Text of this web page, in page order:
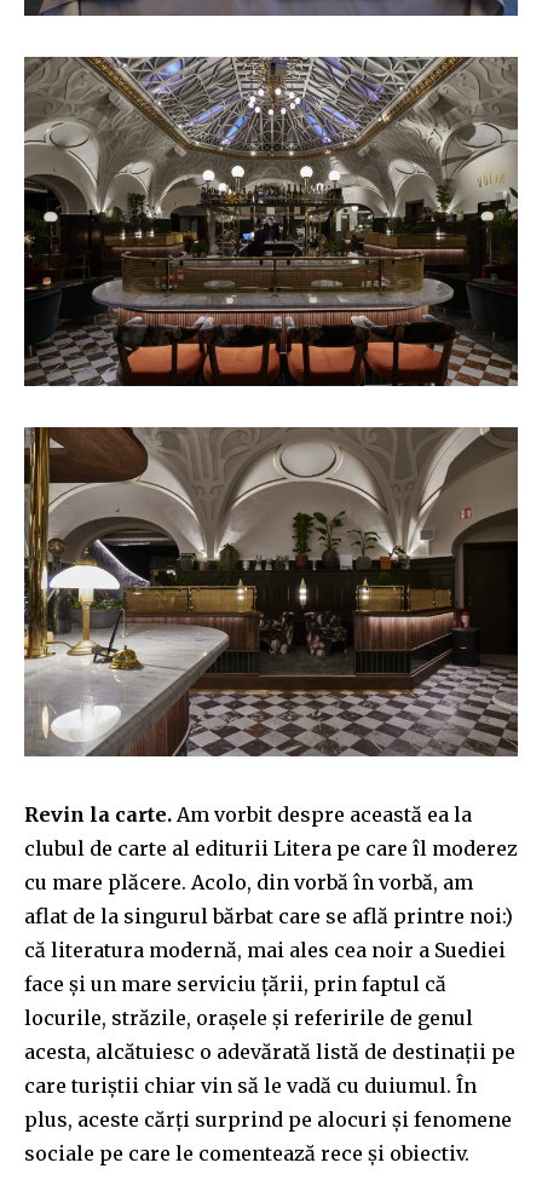
Revin la carte. Am vorbit despre această ea la
clubul de carte al editurii Litera pe care îl moderez
cu mare plăcere. Acolo, din vorbă în vorbă, am
aflat de la singurul bărbat care se află printre noi:)
că literatura modernă, mai ales cea noir a Suediei
face și un mare serviciu țării, prin faptul că
locurile, străzile, orașele și referirile de genul
acesta, alcătuiesc o adevărată listă de destinații pe
care turiștii chiar vin să le vadă cu duiumul. În
plus, aceste cărți surprind pe alocuri și fenomene
sociale pe care le comentează rece și obiectiv.